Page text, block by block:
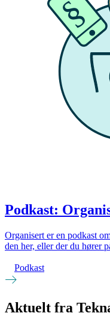
Podkast:
Organisert er en podkast
den her, eller der du hører
Podkast
Aktuelt fra